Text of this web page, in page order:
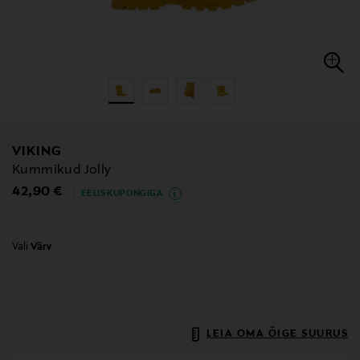
VIKING
Kummikud Jolly
Original Price
42,90 € EELIS KUPONGIGA
Vali Värv
LEIA OMA ÕIGE SUURUS